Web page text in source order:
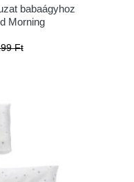
babaágyhoz
Morning
Ft